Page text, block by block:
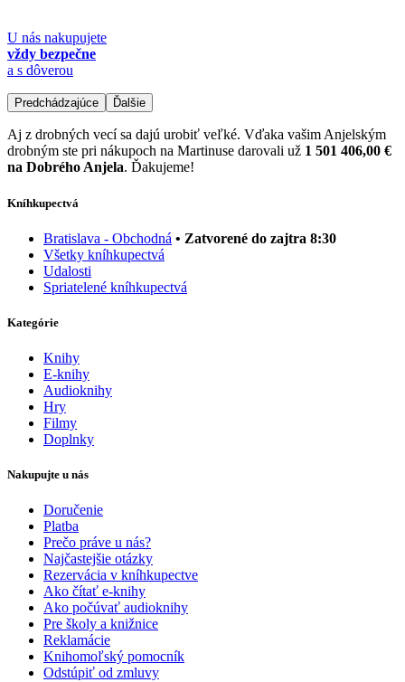
U nás nakupujete
vždy bezpečne
a s dôverou
Predchádzajúce Ďalšie
Aj z drobných vecí sa dajú urobiť veľké. Vďaka vašim Anjelským
drobným ste pri nákupoch na Martinuse darovali už 1 501 406,00 €
na Dobrého Anjela. Ďakujeme!
Kníhkupectvá
Bratislava - Obchodná • Zatvorené do zajtra 8:30
Všetky kníhkupectvá
Udalosti
Spriatelené kníhkupectvá
Kategórie
Knihy
E-knihy
Audioknihy
Hry
Filmy
Doplnky
Nakupujte u nás
Doručenie
Platba
Prečo práve u nás?
Najčastejšie otázky
Rezervácia v kníhkupectve
Ako čítať e-knihy
Ako počúvať audioknihy
Pre školy a knižnice
Reklamácie
Knihomoľský pomocník
Odstúpiť od zmluvy